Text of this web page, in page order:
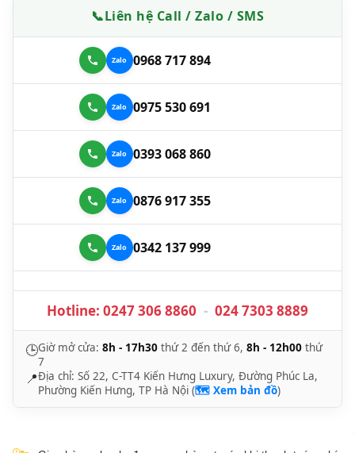
📞Liên hệ Call / Zalo / SMS
0968 717 894
0975 530 691
0393 068 860
0876 917 355
0342 137 999
Hotline: 0247 306 8860 - 024 7303 8889
🕒Giờ mở cửa: 8h - 17h30 thứ 2 đến thứ 6, 8h - 12h00 thứ
7
📍Địa chỉ: Số 22, C-TT4 Kiến Hưng Luxury, Đường Phúc La,
Phường Kiến Hưng, TP Hà Nội (🗺️ Xem bản đồ)